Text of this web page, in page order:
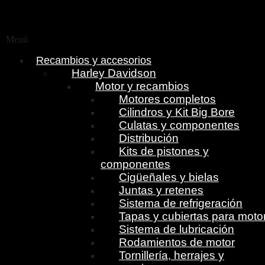
Menú
Recambios y accesorios
Harley Davidson
Motor y recambios
Motores completos
Cilindros y Kit Big Bore
Culatas y componentes
Distribución
Kits de pistones y
componentes
Cigüeñales y bielas
Juntas y retenes
Sistema de refrigeración
Tapas y cubiertas para
Sistema de lubricación
Rodamientos de motor
Tornillería, herrajes y